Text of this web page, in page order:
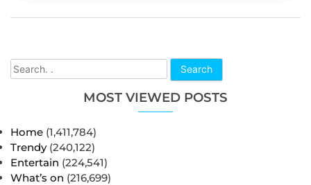
Search
MOST VIEWED POSTS
Home (1,411,784)
Trendy (240,122)
Entertain (224,541)
What’s on (216,699)